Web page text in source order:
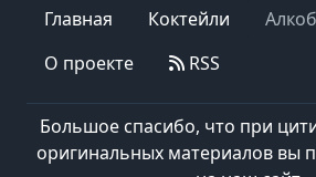
Главная Коктейли
О проекте
RSS
Большое спасибо, что при
оригинальных материалов вы